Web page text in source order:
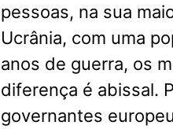
pessoas, na sua
Ucrânia, com uma
anos de guerra, os
diferença é abissal.
governantes